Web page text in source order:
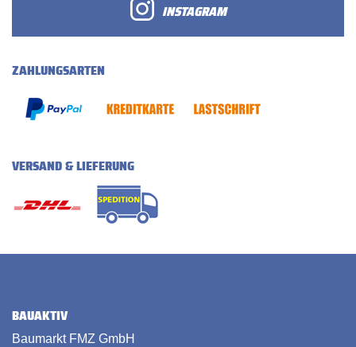
INSTAGRAM
ZAHLUNGSARTEN
VERSAND & LIEFERUNG
BAUAKTIV
Baumarkt FMZ GmbH